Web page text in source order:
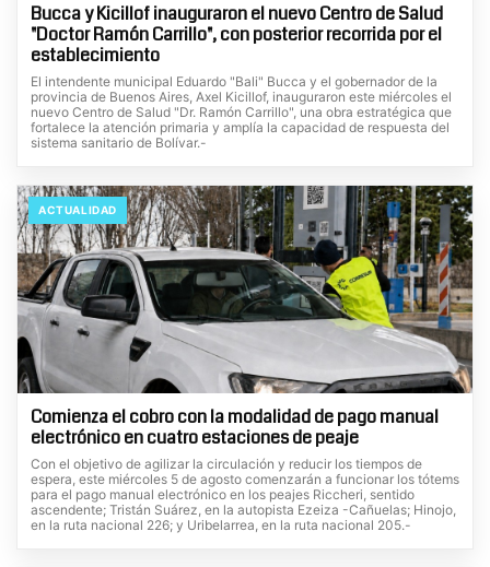
Bucca y Kicillof inauguraron el nuevo Centro de Salud
"Doctor Ramón Carrillo", con posterior recorrida por el
establecimiento
El intendente municipal Eduardo "Bali" Bucca y el gobernador de la
provincia de Buenos Aires, Axel Kicillof, inauguraron este miércoles el
nuevo Centro de Salud "Dr. Ramón Carrillo", una obra estratégica que
fortalece la atención primaria y amplía la capacidad de respuesta del
sistema sanitario de Bolívar.-
ACTUALIDAD
Comienza el cobro con la modalidad de pago manual
electrónico en cuatro estaciones de peaje
Con el objetivo de agilizar la circulación y reducir los tiempos de
espera, este miércoles 5 de agosto comenzarán a funcionar los tótems
para el pago manual electrónico en los peajes Riccheri, sentido
ascendente; Tristán Suárez, en la autopista Ezeiza -Cañuelas; Hinojo,
en la ruta nacional 226; y Uribelarrea, en la ruta nacional 205.-